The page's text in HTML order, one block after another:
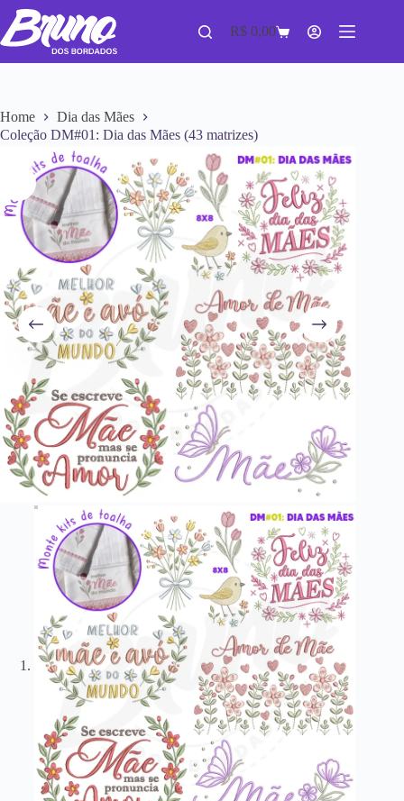
R$ 0,00
Home
Dia das Mães
Coleção DM#01: Dia das Mães (43 matrizes)